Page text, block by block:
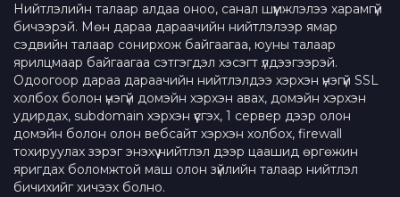
Нийтлэлийн талаар алдаа оноо, санал шүүмжлэлээ харамгүй
бичээрэй. Мөн дараа дараачийн нийтлэлээр ямар
сэдвийн талаар сонирхож байгаагаа, юуны талаар
ярилцмаар байгаагаа сэтгэгдэл хэсэгт үлдээгээрэй.
Одоогоор дараа дараачийн нийтлэлдээ хэрхэн үнэгүй SSL
холбох болон үнэгүй домэйн хэрхэн авах, домэйн хэрхэн
удирдах, subdomain хэрхэн үүсгэх, 1 сервер дээр олон
домэйн болон олон вебсайт хэрхэн холбох, firewall
тохируулах зэрэг энэхүү нийтлэл дээр цаашид өргөжин
яригдах боломжтой маш олон зүйлийн талаар нийтлэл
бичихийг хичээх болно.